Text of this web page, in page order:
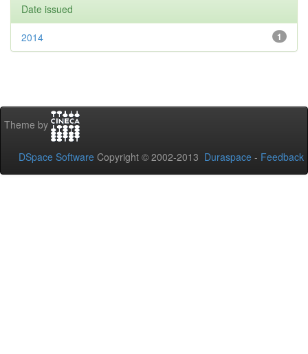
Date issued
1
2014
Theme by
DSpace Software Copyright © 2002-2013 Duraspace - Feedback